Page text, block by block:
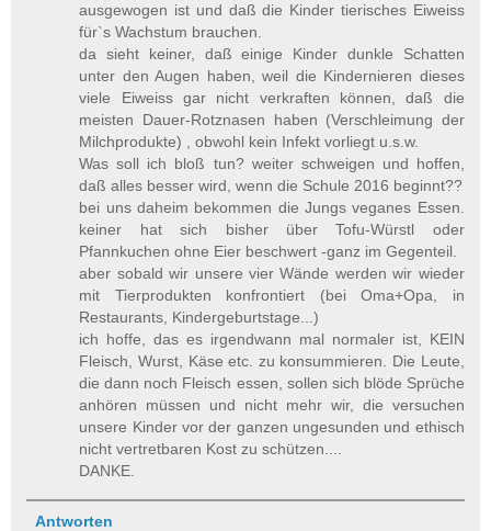
ausgewogen ist und daß die Kinder tierisches Eiweiss
für`s Wachstum brauchen.
da sieht keiner, daß einige Kinder dunkle Schatten
unter den Augen haben, weil die Kindernieren dieses
viele Eiweiss gar nicht verkraften können, daß die
meisten Dauer-Rotznasen haben (Verschleimung der
Milchprodukte) , obwohl kein Infekt vorliegt u.s.w.
Was soll ich bloß tun? weiter schweigen und hoffen,
daß alles besser wird, wenn die Schule 2016 beginnt??
bei uns daheim bekommen die Jungs veganes Essen.
keiner hat sich bisher über Tofu-Würstl oder
Pfannkuchen ohne Eier beschwert -ganz im Gegenteil.
aber sobald wir unsere vier Wände werden wir wieder
mit Tierprodukten konfrontiert (bei Oma+Opa, in
Restaurants, Kindergeburtstage...)
ich hoffe, das es irgendwann mal normaler ist, KEIN
Fleisch, Wurst, Käse etc. zu konsummieren. Die Leute,
die dann noch Fleisch essen, sollen sich blöde Sprüche
anhören müssen und nicht mehr wir, die versuchen
unsere Kinder vor der ganzen ungesunden und ethisch
nicht vertretbaren Kost zu schützen....
DANKE.
Antworten